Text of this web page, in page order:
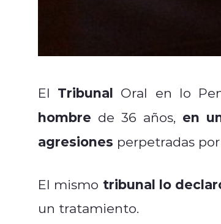
El Tribunal Oral en lo
hombre de 36 años, en
agresiones perpetradas
El mismo tribunal lo
un tratamiento.